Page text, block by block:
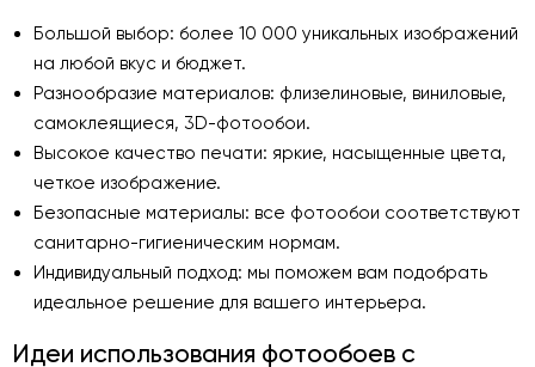
Большой выбор: более 10 000 уникальных изображений
на любой вкус и бюджет.
Разнообразие материалов: флизелиновые, виниловые,
самоклеящиеся, 3D-фотообои.
Высокое качество печати: яркие, насыщенные цвета,
четкое изображение.
Безопасные материалы: все фотообои соответствуют
санитарно-гигиеническим нормам.
Индивидуальный подход: мы поможем вам подобрать
идеальное решение для вашего интерьера.
Идеи использования фотообоев с